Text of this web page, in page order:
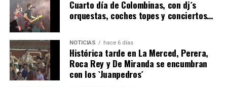
Cuarto día de Colombinas, con dj´s
orquestas, coches topes y conciertos…
NOTICIAS hace 6 días
Histórica tarde en La Merced, Perera,
Roca Rey y De Miranda se encumbran
con los `Juanpedros´